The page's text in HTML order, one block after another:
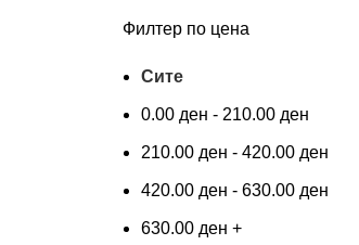
Филтер по цена
Сите
0.00 ден - 210.00 ден
210.00 ден - 420.00 ден
420.00 ден - 630.00 ден
630.00 ден +